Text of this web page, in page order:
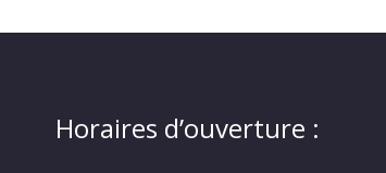
Horaires d’ouverture :